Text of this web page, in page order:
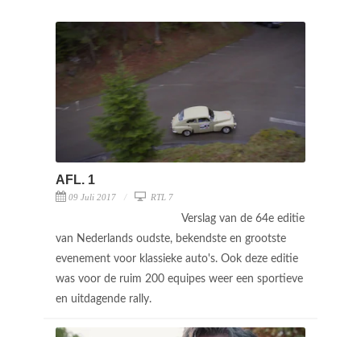
AFL. 1
09 Juli 2017 RTL 7
Verslag van de 64e editie
van Nederlands oudste, bekendste en grootste
evenement voor klassieke auto's. Ook deze editie
was voor de ruim 200 equipes weer een sportieve
en uitdagende rally.